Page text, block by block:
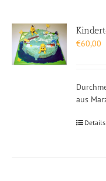
€60,00
aus
Details